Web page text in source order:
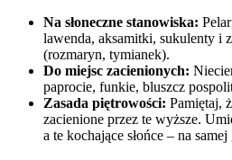
Na słoneczne stanowiska:
lawenda, aksamitki, sukulenty i
(rozmaryn, tymianek).
Do miejsc zacienionych:
paprocie, funkie, bluszcz
Zasada piętrowości: Pamiętaj,
zacienione przez te wyższe.
a te kochające słońce – na samej